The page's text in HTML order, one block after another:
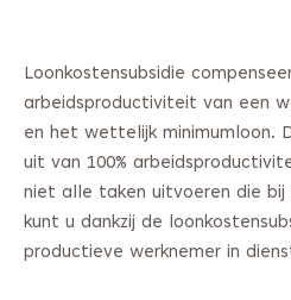
Loonkostensubsidie
arbeidsproductiviteit van een
en het wettelijk minimumloon.
uit van 100%
niet alle taken uitvoeren die bij
kunt u dankzij de
productieve werknemer in